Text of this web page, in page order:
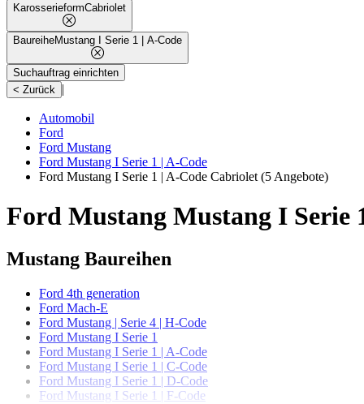
KarosserieformCabriolet
BaureiheMustang I Serie 1 | A-Code
Suchauftrag einrichten
< Zurück
|
Automobil
Ford
Ford Mustang
Ford Mustang I Serie 1 | A-Code
Ford Mustang I Serie 1 | A-Code Cabriolet (5 Angebote)
Ford Mustang Mustang I Serie
Mustang Baureihen
Ford 4th generation
Ford Mach-E
Ford Mustang | Serie 4 | H-Code
Ford Mustang I Serie 1
Ford Mustang I Serie 1 | A-Code
Ford Mustang I Serie 1 | C-Code
Ford Mustang I Serie 1 | D-Code
Ford Mustang I Serie 1 | F-Code